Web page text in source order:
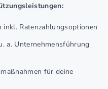
Ratenzahlungsoptionen
a. Unternehmensführung
für deine